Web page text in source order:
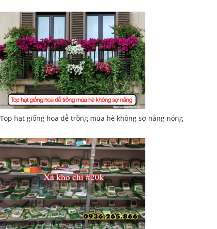
Top hạt giống hoa dễ trồng mùa hè không sợ nắng nóng